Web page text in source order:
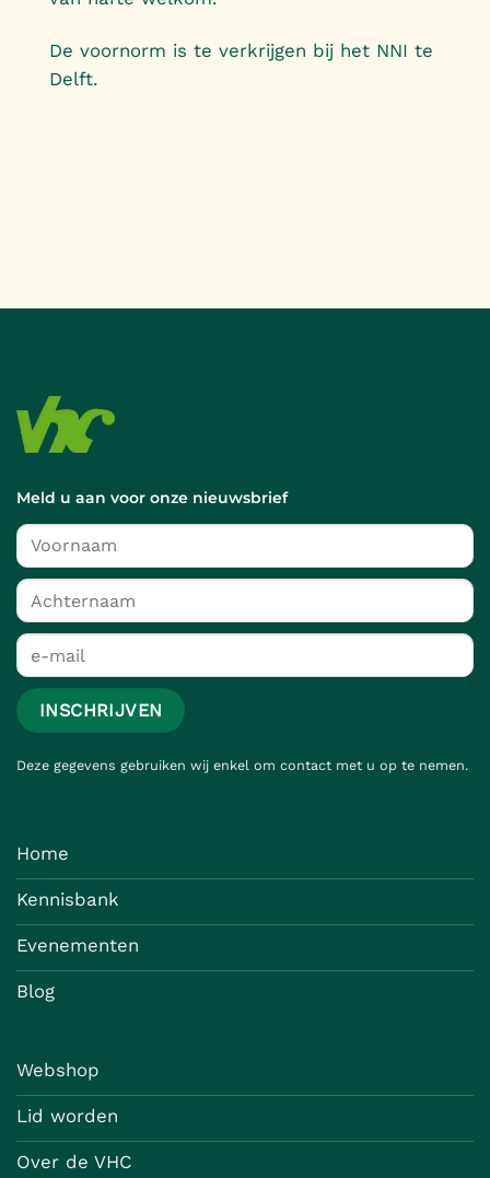
De voornorm is te verkrijgen bij het NNI te
Delft.
Meld u aan voor onze nieuwsbrief
Deze gegevens gebruiken wij enkel om contact met u op te nemen.
Home
Kennisbank
Evenementen
Blog
Webshop
Lid worden
Over de VHC